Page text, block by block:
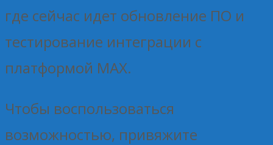
где сейчас идет обновление ПО и
тестирование интеграции с
платформой MAX.
Чтобы воспользоваться
возможностью, привяжите